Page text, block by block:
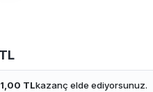
TLkazanç elde ediyorsunuz.